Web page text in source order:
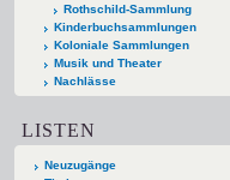
Rothschild-Sammlung
Kinderbuchsammlungen
Koloniale Sammlungen
Musik und Theater
Nachlässe
LISTEN
Neuzugänge